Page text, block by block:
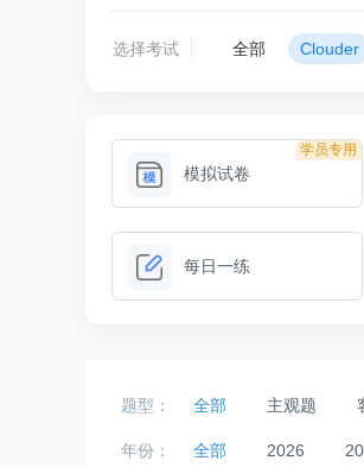
选择考试 全部 Clouder
学员专用
模拟试卷
每日一练
题型： 全部 主观题
年份： 全部 2026